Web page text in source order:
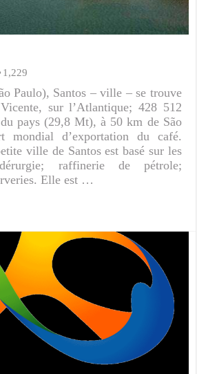
1,229
Paulo), Santos – ville – se trouve
sur l’Atlantique; 428 512
pays (29,8 Mt), à 50 km de São
mondial d’exportation du café.
ville de Santos est basé sur les
raffinerie de pétrole;
Elle est …